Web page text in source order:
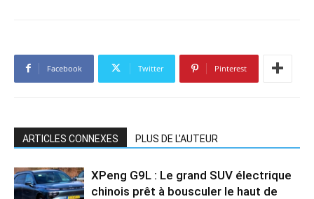
Facebook Twitter Pinterest
ARTICLES CONNEXES PLUS DE L'AUTEUR
XPeng G9L : Le grand SUV électrique
chinois prêt à bousculer le haut de